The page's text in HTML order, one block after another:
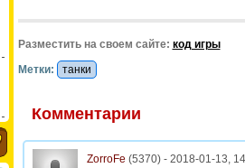
Разместить на своем сайте: код игры
Метки:
танки
Комментарии
ZorroFe (5370) - 2018-01-13,